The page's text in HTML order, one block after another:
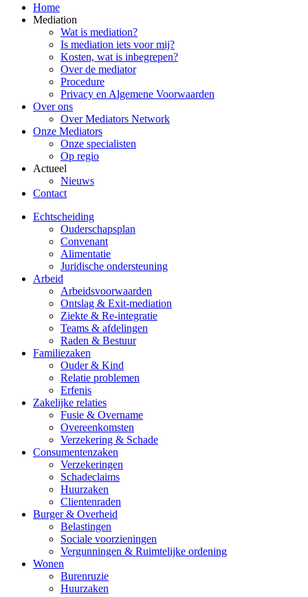
Home
Mediation
Wat is mediation?
Is mediation iets voor mij?
Kosten, wat is inbegrepen?
Over de mediator
Procedure
Privacy en Algemene Voorwaarden
Over ons
Over Mediators Network
Onze Mediators
Onze specialisten
Op regio
Actueel
Nieuws
Contact
Echtscheiding
Ouderschapsplan
Convenant
Alimentatie
Juridische ondersteuning
Arbeid
Arbeidsvoorwaarden
Ontslag & Exit-mediation
Ziekte & Re-integratie
Teams & afdelingen
Raden & Bestuur
Familiezaken
Ouder & Kind
Relatie problemen
Erfenis
Zakelijke relaties
Fusie & Overname
Overeenkomsten
Verzekering & Schade
Consumentenzaken
Verzekeringen
Schadeclaims
Huurzaken
Clientenraden
Burger & Overheid
Belastingen
Sociale voorzieningen
Vergunningen & Ruimtelijke ordening
Wonen
Burenruzie
Huurzaken